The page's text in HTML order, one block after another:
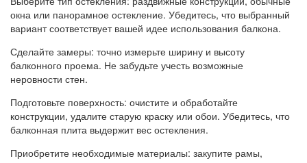
окна или панорамное остекление. Убедитесь, что выбранный
вариант соответствует вашей идее использования балкона.
Сделайте замеры: точно измерьте ширину и высоту
балконного проема. Не забудьте учесть возможные
неровности стен.
Подготовьте поверхность: очистите и обработайте
конструкции, удалите старую краску или обои. Убедитесь, что
балконная плита выдержит вес остекления.
Приобретите необходимые материалы: закупите рамы,